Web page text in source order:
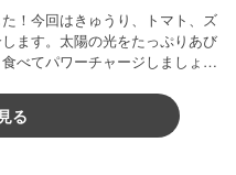
！今回はきゅうり、トマト、ズ
ます。太陽の光をたっぷりあび
べてパワーチャージしましょう
る